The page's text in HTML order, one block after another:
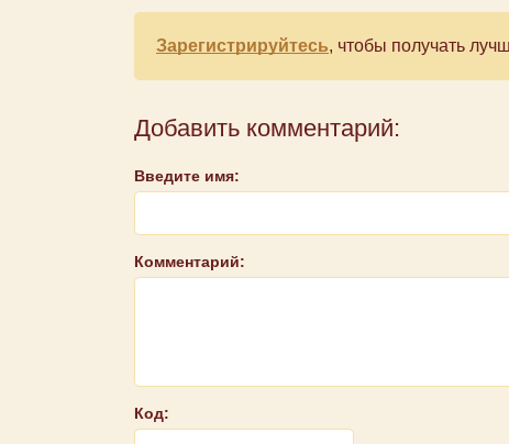
Зарегистрируйтесь, чтобы получать
Добавить комментарий:
Введите имя:
Комментарий:
Код: